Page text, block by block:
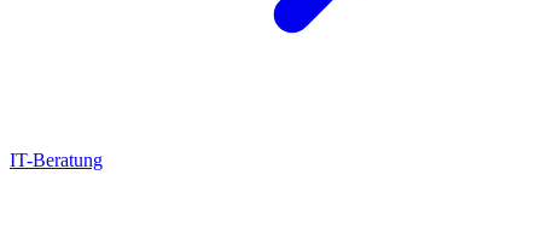
IT-Beratung